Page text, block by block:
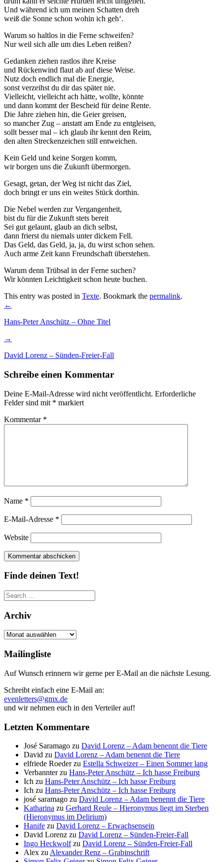
Und während ich um meinen Schatten dreh
weiß die Sonne schon wohin ich geh‘.
Warum so haltlos in die Ferne schweifen?
Nur weil sich alle um dies Leben reißen?
Gedanken ziehen rastlos ihre Kreise
und Rückenwind flaut ab auf diese Weise.
Nutz doch endlich mal die Energie,
sonst verzeihst du dir das später nie.
Vielleicht, vielleicht ach hätte, wollte, könnte
und dann kommt der Bescheid für deine Rente.
Die Jahre ziehen hin, die Geier greisen,
so mancher Zug – anstatt am Ende zu entgleisen,
sollt besser mal – ich glaub ihr kennt den Reim,
den alten Streckenzeichen still entweichen.
Kein Geld und keine Sorgen komm,
wir borgen uns die Zukunft übermorgen.
Gesagt, getan, der Weg ist nicht das Ziel,
doch bringt er uns ein weites Stück dorthin.
Die Nebel werden zur Vergangenheit,
bist du für die Zukunft stets bereit
Sei gut gelaunt, glaub an dich selbst,
dann frierst du niemals unter dickem Fell.
Das Geld, das Geld, ja, ja, du wirst schon sehen.
Auch arme Zeit kann Freundschaft überstehen.
Warum denn Trübsal in der Ferne suchen?
Wir könnten Leichtigkeit schon heute buchen.
This entry was posted in Texte. Bookmark the permalink.
Post
←
Hans-Peter Anschütz – Ohne Titel
→
David Lorenz – Sünden-Freier-Fall
Schreibe einen Kommentar
Deine E-Mail-Adresse wird nicht veröffentlicht. Erforderliche
Felder sind mit * markiert
Kommentar *
Name *
E-Mail-Adresse *
Website
Finde deinen Text!
Search
for:
Archiv
Archiv
Mailingliste
Auf Wunsch erinnern wir gerne per E-Mail an die nächste Lesung.
Schreibt einfach eine E-Mail an:
evenletters@gmx.de
und wir nehmen euch in den Verteiler auf!
Letzten Kommentare
José Saramago zu David Lorenz – Adam benennt die Tiere
David zu David Lorenz – Adam benennt die Tiere
elfriede Roederzu Estella Schweizer – Einen Sommer lang
Verbannterzu Hans-Peter Anschütz – Ich hasse Freiburg
Ich zu Hans-Peter Anschütz – Ich hasse Freiburg
Ich zu Hans-Peter Anschütz – Ich hasse Freiburg
josé saramago zu David Lorenz – Adam benennt die Tiere
Katharina zu Gerhard Reule – Hieronymus liegt im Sterben
(Hieronymus im Delirium)
Hanife zu David Lorenz – Erwachsensein
David Lorenz zu David Lorenz – Sünden-Freier-Fall
Ingo Heckwolfzu David Lorenz – Sünden-Freier-Fall
Alex zu Alexander Renz – Grabinschrift